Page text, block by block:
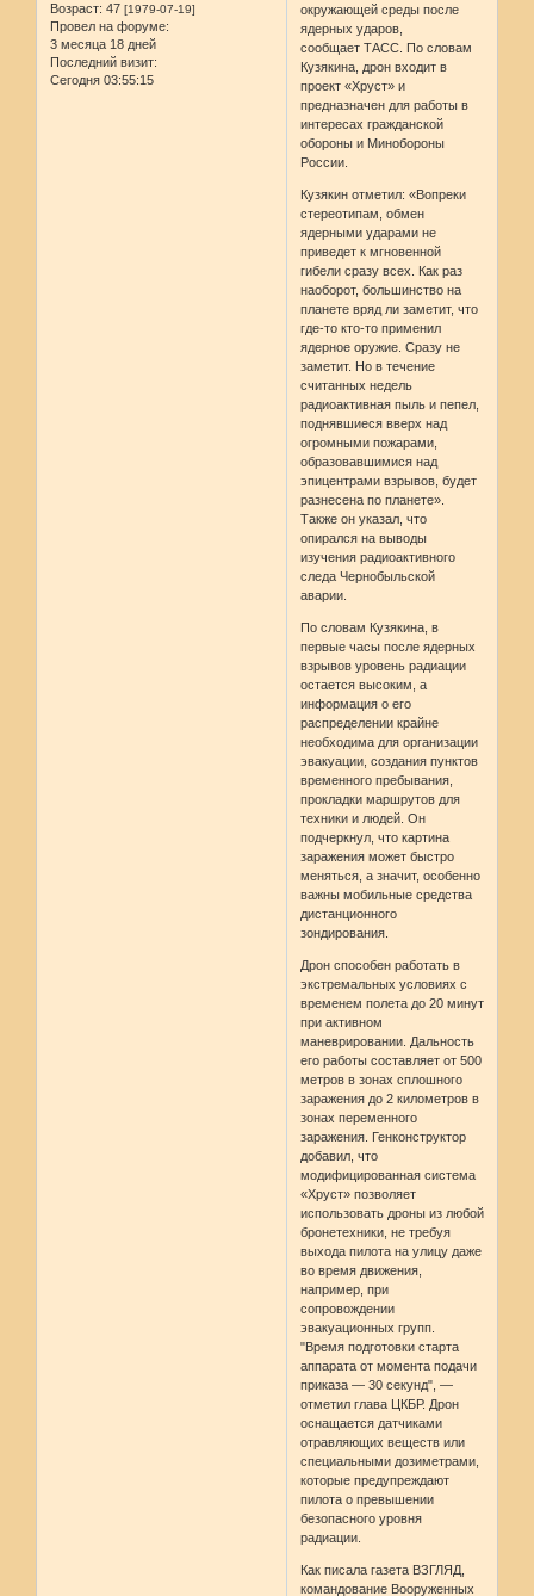
Возраст: 47 [1979-07-19]
Провел на форуме:
3 месяца 18 дней
Последний визит:
Сегодня 03:55:15
окружающей среды после
ядерных ударов,
сообщает ТАСС. По словам
Кузякина, дрон входит в
проект «Хруст» и
предназначен для работы в
интересах гражданской
обороны и Минобороны
России.
Кузякин отметил: «Вопреки
стереотипам, обмен
ядерными ударами не
приведет к мгновенной
гибели сразу всех. Как раз
наоборот, большинство на
планете вряд ли заметит, что
где-​то кто-​то применил
ядерное оружие. Сразу не
заметит. Но в течение
считанных недель
радиоактивная пыль и пепел,
поднявшиеся вверх над
огромными пожарами,
образовавшимися над
эпицентрами взрывов, будет
разнесена по планете».
Также он указал, что
опирался на выводы
изучения радиоактивного
следа Чернобыльской
аварии.
По словам Кузякина, в
первые часы после ядерных
взрывов уровень радиации
остается высоким, а
информация о его
распределении крайне
необходима для организации
эвакуации, создания пунктов
временного пребывания,
прокладки маршрутов для
техники и людей. Он
подчеркнул, что картина
заражения может быстро
меняться, а значит, особенно
важны мобильные средства
дистанционного
зондирования.
Дрон способен работать в
экстремальных условиях с
временем полета до 20 минут
при активном
маневрировании. Дальность
его работы составляет от 500
метров в зонах сплошного
заражения до 2 километров в
зонах переменного
заражения. Генконструктор
добавил, что
модифицированная система
«Хруст» позволяет
использовать дроны из любой
бронетехники, не требуя
выхода пилота на улицу даже
во время движения,
например, при
сопровождении
эвакуационных групп.
"Время подготовки старта
аппарата от момента подачи
приказа — 30 секунд", —
отметил глава ЦКБР. Дрон
оснащается датчиками
отравляющих веществ или
специальными дозиметрами,
которые предупреждают
пилота о превышении
безопасного уровня
радиации.
Как писала газета ВЗГЛЯД,
командование Вооруженных